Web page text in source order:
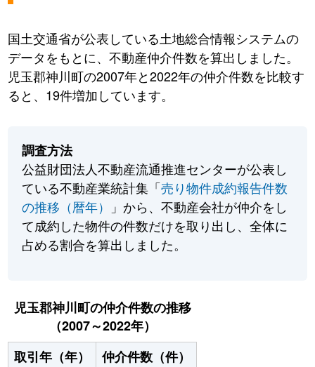
国土交通省が公表している土地総合情報システムの
データをもとに、不動産仲介件数を算出しました。
児玉郡神川町の2007年と2022年の仲介件数を比較す
ると、19件増加しています。
調査方法
公益財団法人不動産流通推進センターが公表し
ている不動産業統計集「売り物件成約報告件数
の推移（暦年）
」から、不動産会社が仲介をし
て成約した物件の件数だけを取り出し、全体に
占める割合を算出しました。
児玉郡神川町の仲介件数の推移
（2007～2022年）
取引年（年）
仲介件数（件）